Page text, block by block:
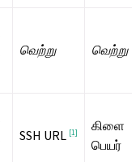
வெற்று வெற்று
SSH URL [1]
கிளை
பெயர்